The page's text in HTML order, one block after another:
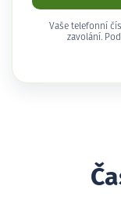
Vaše telefonní
zavolání.